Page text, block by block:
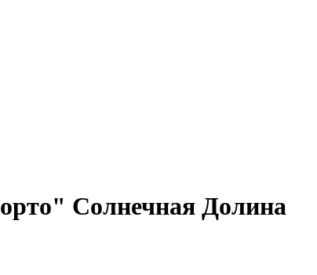
Солнечная Долина